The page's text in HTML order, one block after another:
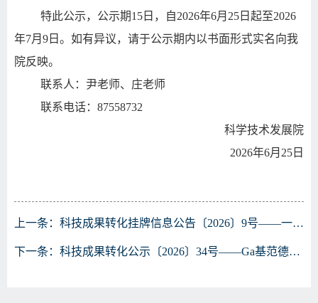
特此公示，公示期15日，自2026年6月25日起至2026
年7月9日。如有异议，请于公示期内以书面形式实名向我
院反映。
联系人：尹老师、庄老师
联系电话：87558732
科学技术发展院
2026年6月25日
上一条： 科技成果转化挂牌信息公告〔2026〕9号——一种基于双层图神经网络的加工特征识别方法等4项知识产权转让
下一条： 科技成果转化公示〔2026〕34号——Ga基范德华室温铁磁晶体材料、制备与应用